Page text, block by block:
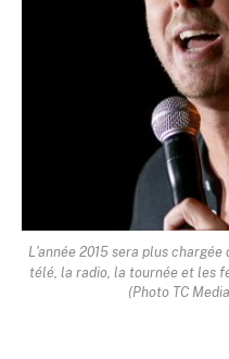
L'année 2015 sera plus
télé, la radio, la tournée et les
(Photo TC